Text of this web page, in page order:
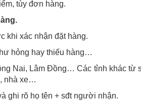
tùy đơn hàng.
khi xác nhận đặt hàng.
hỏng hay thiếu hàng…
Nai, Lâm Đồng… Các tỉnh khác từ
nhà xe…
ghi rõ họ tên + sđt người nhận.